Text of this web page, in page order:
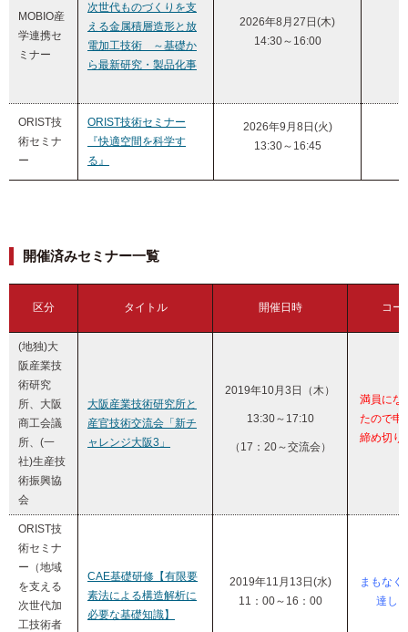
MOBIO産
学連携セ
ミナー
次世代ものづくりを支
える金属積層造形と放
電加工技術 ～基礎か
ら最新研究・製品化事
2026年8月27日(木)
14:30～16:00
ORIST技
術セミナ
ー
ORIST技術セミナー
『快適空間を科学す
る』
2026年9月8日(火)
13:30～16:45
開催済みセミナー一覧
区分 タイトル 開催日時 コー
(地独)大
阪産業技
術研究
所、大阪
商工会議
所、(一
社)生産技
術振興協
会
大阪産業技術研究所と
産官技術交流会「新チ
ャレンジ大阪3」
2019年10月3日（木）
13:30～17:10
（17：20～交流会）
満員にな
たので申
締め切り
ORIST技
術セミナ
ー（地域
を支える
次世代加
工技術者
CAE基礎研修【有限要
素法による構造解析に
必要な基礎知識】
2019年11月13日(水)
11：00～16：00
まもなく
達し